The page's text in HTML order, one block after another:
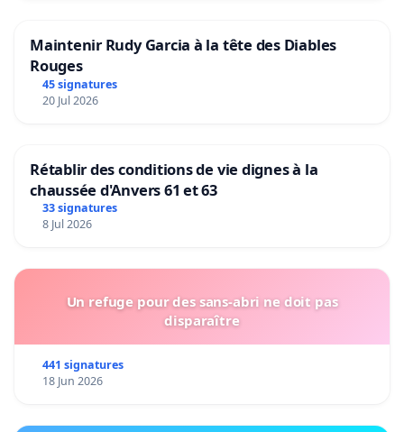
Maintenir Rudy Garcia à la tête des Diables
Rouges
45 signatures
20 Jul 2026
Rétablir des conditions de vie dignes à la
chaussée d'Anvers 61 et 63
33 signatures
8 Jul 2026
Un refuge pour des sans-abri ne doit pas
disparaître
441 signatures
18 Jun 2026